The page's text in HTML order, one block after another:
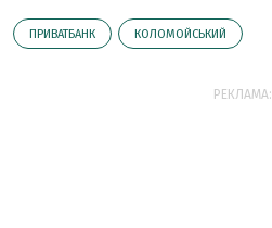
ПРИВАТБАНК КОЛОМОЙСЬКИЙ
РЕКЛАМА: